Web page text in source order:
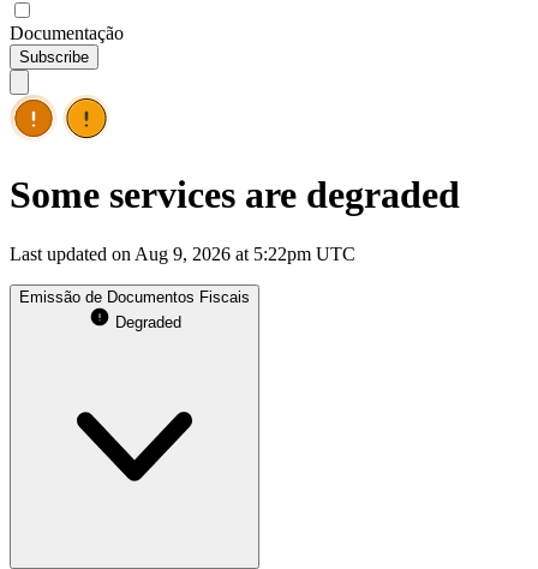
Documentação
Subscribe
Some services are degraded
Last updated on Aug 9, 2026 at 5:22pm UTC
Emissão de Documentos Fiscais
Degraded